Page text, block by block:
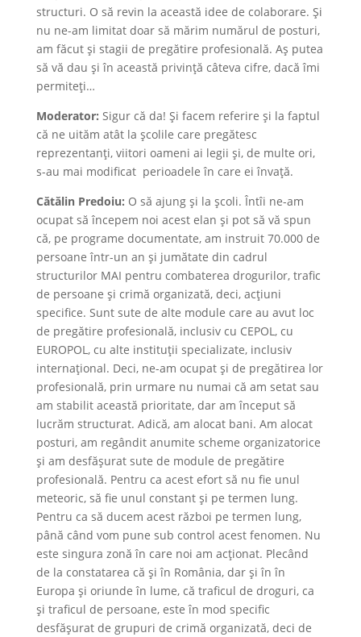
structuri. O să revin la această idee de colaborare. Și
nu ne-am limitat doar să mărim numărul de posturi,
am făcut și stagii de pregătire profesională. Aș putea
să vă dau și în această privință câteva cifre, dacă îmi
permiteți…
Moderator: Sigur că da! Și facem referire și la faptul
că ne uităm atât la școlile care pregătesc
reprezentanți, viitori oameni ai legii și, de multe ori,
s-au mai modificat perioadele în care ei învață.
Cătălin Predoiu: O să ajung și la școli. Întîi ne-am
ocupat să începem noi acest elan și pot să vă spun
că, pe programe documentate, am instruit 70.000 de
persoane într-un an și jumătate din cadrul
structurilor MAI pentru combaterea drogurilor, trafic
de persoane și crimă organizată, deci, acțiuni
specifice. Sunt sute de alte module care au avut loc
de pregătire profesională, inclusiv cu CEPOL, cu
EUROPOL, cu alte instituții specializate, inclusiv
internațional. Deci, ne-am ocupat și de pregătirea lor
profesională, prin urmare nu numai că am setat sau
am stabilit această prioritate, dar am început să
lucrăm structurat. Adică, am alocat bani. Am alocat
posturi, am regândit anumite scheme organizatorice
și am desfășurat sute de module de pregătire
profesională. Pentru ca acest efort să nu fie unul
meteoric, să fie unul constant și pe termen lung.
Pentru ca să ducem acest război pe termen lung,
până când vom pune sub control acest fenomen. Nu
este singura zonă în care noi am acționat. Plecând
de la constatarea că și în România, dar și în în
Europa și oriunde în lume, că traficul de droguri, ca
și traficul de persoane, este în mod specific
desfășurat de grupuri de crimă organizată, deci de